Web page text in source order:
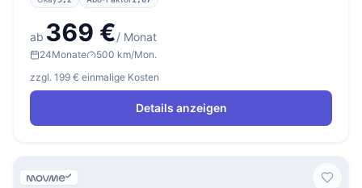
ab 369 €/ Monat
24Monate
500 km/Mon.
zzgl. 199 € einmalige Kosten
Details anzeigen